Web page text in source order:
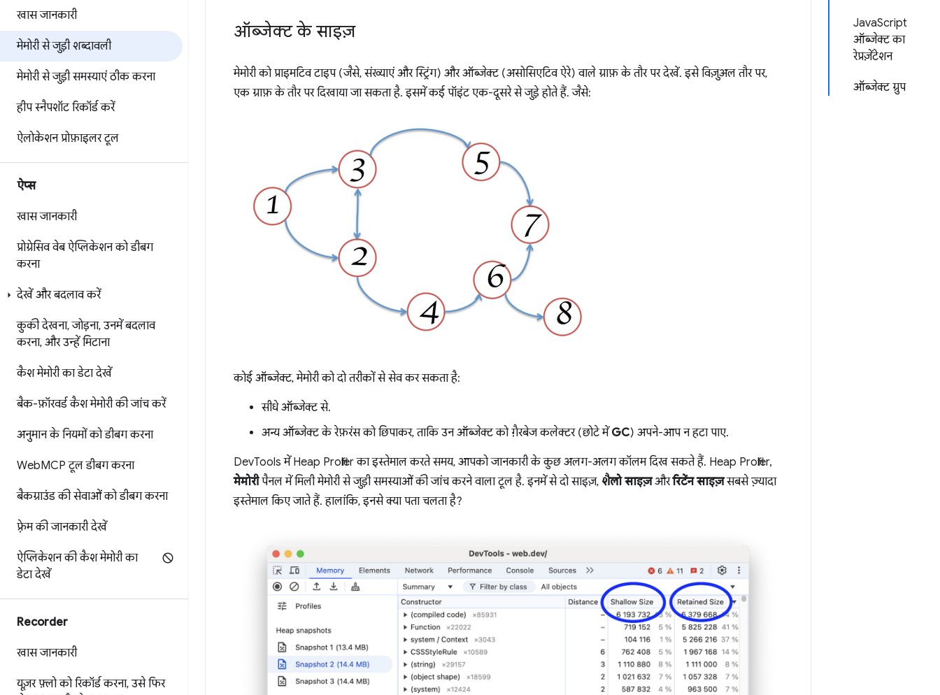
खास जानकारी
मेमोरी से जुड़ी शब्दावली
मेमोरी से जुड़ी समस्याएं ठीक करना
हीप स्नैपशॉट रिकॉर्ड करें
ऐलोकेशन प्रोफ़ाइलर टूल
ऐप्स
खास जानकारी
प्रोग्रेसिव वेब ऐप्लिकेशन को डीबग
करना
देखें और बदलाव करें
कुकी देखना,जोड़ना, उनमें बदलाव
करना, और उन्हें मिटाना
कैश मेमोरी का डेटा देखें
बैक-फ़ॉरवर्ड कैश मेमोरी की जांच करें
अनुमान के नियमों को डीबग करना
WebMCP टूल डीबग करना
बैकग्राउंड की सेवाओं को डीबग करना
फ़्रेम की जानकारी देखें
ऐप्लिकेशन की कैश मेमोरी का
डेटा देखें
Recorder
खास जानकारी
यूज़र फ़्लो को रिकॉर्ड करना, उसे फिर
JavaScript
ऑब्जेक्ट का
रेप्रज़ेंटेशन
ऑब्जेक्ट ग्रुप
ऑब्जेक्ट के साइज़
मेमोरी को प्राइमटिव टाइप (जैसे, संख्याएं और स्ट्रिंग) और ऑब्जेक्ट (असोसिएटिव ऐरे) वाले ग्राफ़ के तौर पर देखें. इसे विज़ुअल तौर पर,
एक ग्राफ़ के तौर पर दिखाया जा सकता है. इसमें कई पॉइंट एक-दूसरे से जुड़े होते हैं. जैसे:
कोई ऑब्जेक्ट, मेमोरी को दो तरीकों से सेव कर सकता है:
सीधे ऑब्जेक्ट से.
अन्य ऑब्जेक्ट के रेफ़रंस को छिपाकर, ताकि उन ऑब्जेक्ट को गै़रबेज कलेक्टर (छोटे में GC) अपने-आप न हटा पाए.
DevTools में Heap Profiler का इस्तेमाल करते समय, आपको जानकारी के कुछ अलग-अलग कॉलम दिख सकते हैं. Heap Profiler,
मेमोरीपैनल में मिली मेमोरी से जुड़ी समस्याओं की जांच करने वाला टूल है. इनमें से दो साइज़, शैलो साइज़औररिटेंन साइज़सबसे ज़्यादा
इस्तेमाल किए जाते हैं. हालांकि, इनसे क्या पता चलता है?